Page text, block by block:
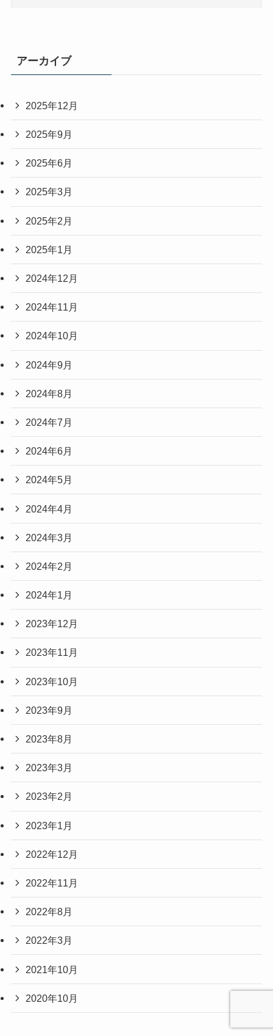
アーカイブ
2025年12月
2025年9月
2025年6月
2025年3月
2025年2月
2025年1月
2024年12月
2024年11月
2024年10月
2024年9月
2024年8月
2024年7月
2024年6月
2024年5月
2024年4月
2024年3月
2024年2月
2024年1月
2023年12月
2023年11月
2023年10月
2023年9月
2023年8月
2023年3月
2023年2月
2023年1月
2022年12月
2022年11月
2022年8月
2022年3月
2021年10月
2020年10月